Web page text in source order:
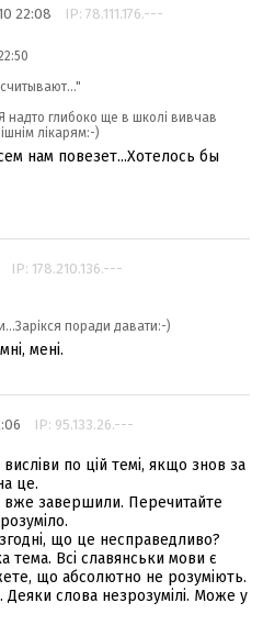
22:08 IP: 78.111.176.---
глибоко ще в школі вивчав
лікарям:-)
нам повезет...Хотелось бы
IP: 178.210.136.---
поради давати:-)
мені.
IP: 95.133.26.---
по цій темі, якщо знов за
це.
вже завершили. Перечитайте
що це несправедливо?
тема. Всі славянськи мови є
що абсолютно не розуміють.
слова незрозумілі. Може у